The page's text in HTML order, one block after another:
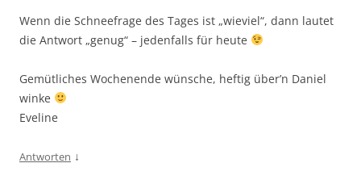
Wenn die Schneefrage des Tages ist „wieviel“, dann lautet
die Antwort „genug“ – jedenfalls für heute
Gemütliches Wochenende wünsche, heftig über’n Daniel
winke
Eveline
Antworten ↓